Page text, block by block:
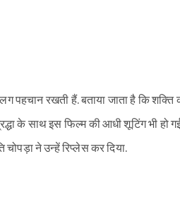
पहचान रखती हैं. बताया जाता है कि शक्ति
के साथ इस फिल्म की आधी शूटिंग भी हो
चोपड़ा ने उन्हें रिप्लेस कर दिया.